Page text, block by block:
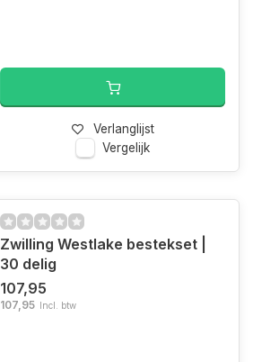
Verlanglijst
Vergelijk
Zwilling Westlake bestekset |
30 delig
107,95
107,95 Incl. btw